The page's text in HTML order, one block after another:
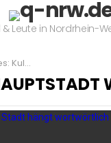
& Leute in Nordrhein-
Wuppertal